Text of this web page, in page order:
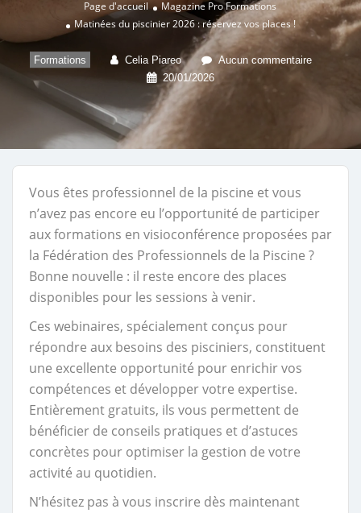
Page d'accueil Magazine ProFormations
Matinées du piscinier 2026 : réservez vos places !
Formations Celia Piareo Aucun commentaire
20/01/2026
Vous êtes professionnel de la piscine et vous
n’avez pas encore eu l’opportunité de participer
aux formations en visioconférence proposées par
la Fédération des Professionnels de la Piscine ?
Bonne nouvelle : il reste encore des places
disponibles pour les sessions à venir.
Ces webinaires, spécialement conçus pour
répondre aux besoins des pisciniers, constituent
une excellente opportunité pour enrichir vos
compétences et développer votre expertise.
Entièrement gratuits, ils vous permettent de
bénéficier de conseils pratiques et d’astuces
concrètes pour optimiser la gestion de votre
activité au quotidien.
N’hésitez pas à vous inscrire dès maintenant